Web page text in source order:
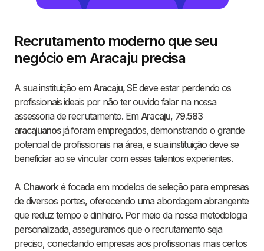
Recrutamento moderno que seu
negócio em Aracaju precisa
A sua instituição em Aracaju, SEdeve estar perdendo os
profissionais ideais por não ter ouvido falar na nossa
assessoria de recrutamento. Em Aracaju, 79.583
aracajuanosjá foram empregados, demonstrando o grande
potencial de profissionais na área, e sua instituição deve se
beneficiar ao se vincular com esses talentos experientes.
A Chaworké focada em modelos de seleção para empresas
de diversos portes, oferecendo uma abordagem abrangente
que reduz tempo e dinheiro. Por meio da nossa metodologia
personalizada, asseguramos que o recrutamento seja
preciso, conectando empresas aos profissionais mais certos